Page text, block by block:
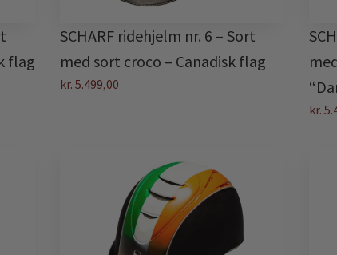
flag
SCHARF ridehjelm nr. 6 – Sort
med sort croco – Canadisk flag
kr. 5.499,00
kr.